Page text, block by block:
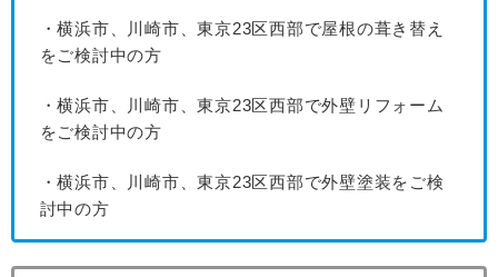
・横浜市、川崎市、東京23区西部で屋根の葺き替え
をご検討中の方
・横浜市、川崎市、東京23区西部で外壁リフォーム
をご検討中の方
・横浜市、川崎市、東京23区西部で外壁塗装をご検
討中の方